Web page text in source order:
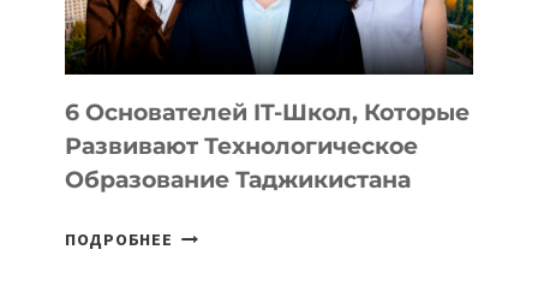
OPENAI
6 Основателей IT-Школ, Которые
Развивают Технологическое
Образование Таджикистана
ПОДРОБНЕЕ